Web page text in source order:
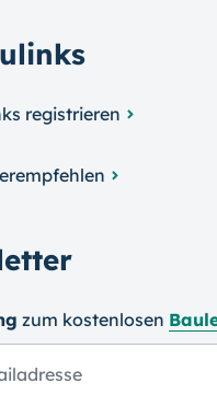
registrieren
zum kosten­losen